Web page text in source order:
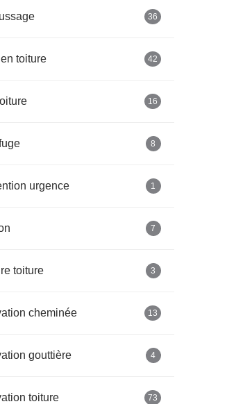
36
toiture 42
16
8
urgence 1
7
toiture 3
cheminée 13
gouttière 4
toiture 73